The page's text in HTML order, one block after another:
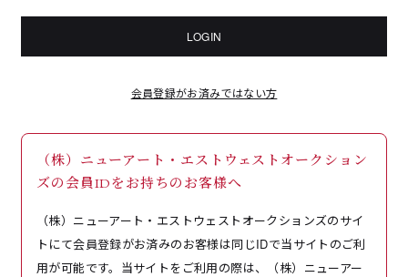
LOGIN
会員登録がお済みではない方
（株）ニューアート・エストウェストオークション
ズの会員IDをお持ちのお客様へ
（株）ニューアート・エストウェストオークションズのサイ
トにて会員登録がお済みのお客様は同じIDで当サイトのご利
用が可能です。当サイトをご利用の際は、（株）ニューアー